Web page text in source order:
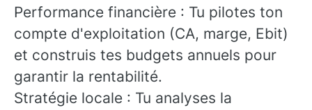
Performance financière : Tu pilotes ton
compte d'exploitation (CA, marge, Ebit)
et construis tes budgets annuels pour
garantir la rentabilité.
Stratégie locale : Tu analyses la